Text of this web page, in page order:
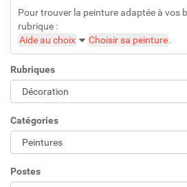
Pour trouver la peinture adaptée à vos
rubrique :
Aide au choix
Choisir sa peinture.
Rubriques
Catégories
Postes